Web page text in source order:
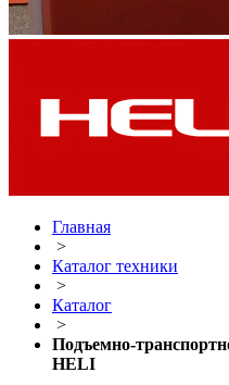
Главная
>
Каталог техники
>
Каталог
>
Подъемно-
HELI